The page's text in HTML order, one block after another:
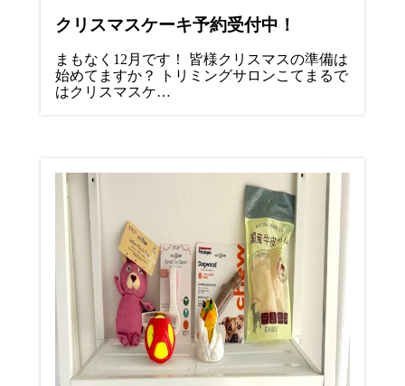
クリスマスケーキ予約受付中！
まもなく12月です！ 皆様クリスマスの準備は
始めてますか？ トリミングサロンこてまるで
はクリスマスケ…